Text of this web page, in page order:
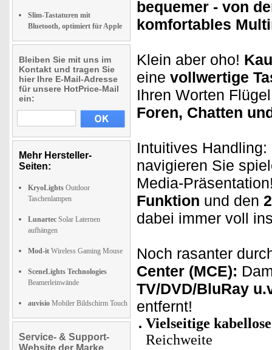
Slim-Tastaturen mit
Bluetooth, optimiert für Apple
Bleiben Sie mit uns im
Kontakt und tragen Sie
hier Ihre E-Mail-Adresse
für unsere HotPrice-Mail
ein:
Mehr Hersteller-
Seiten:
KryoLights Outdoor
Taschenlampen
Lunartec Solar Laternen
aufhängen
Mod-it Wireless Gaming Mouse
SceneLights Technologies
Beamerleinwände
auvisio Mobiler Bildschirm Touch
Service- & Support-
Website der Marke
bequemer - von
komfortables
Klein aber oho!
eine vollwertige
Ihren Worten
Foren, Chatten
Intuitives
navigieren Sie
Media-
Funktion und den
dabei immer voll
Noch rasanter
Center (MCE):
TV/DVD/BluRay
entfernt!
Vielseitige
Reichweite